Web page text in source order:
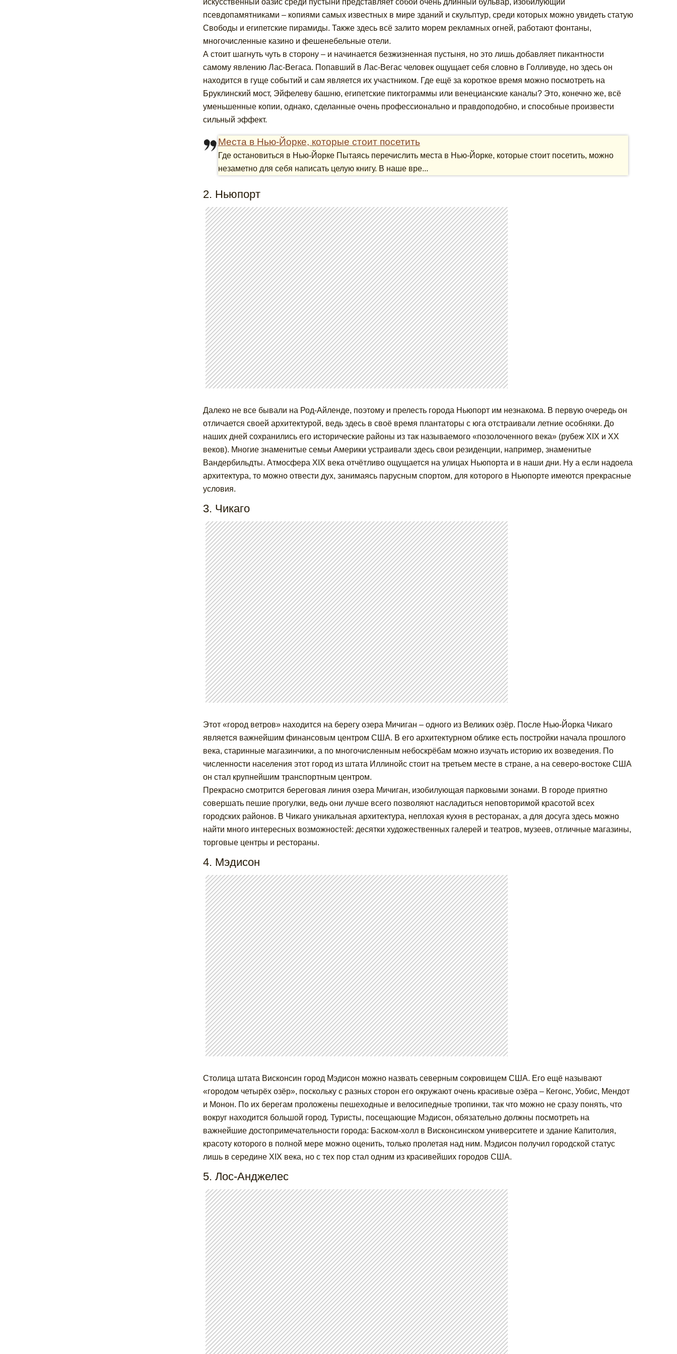
искусственный оазис среди пустыни представляет собой очень длинный бульвар, изобилующий
псевдопамятниками – копиями самых известных в мире зданий и скульптур, среди которых можно увидеть статую
Свободы и египетские пирамиды. Также здесь всё залито морем рекламных огней, работают фонтаны,
многочисленные казино и фешенебельные отели.
А стоит шагнуть чуть в сторону – и начинается безжизненная пустыня, но это лишь добавляет пикантности
самому явлению Лас-Вегаса. Попавший в Лас-Вегас человек ощущает себя словно в Голливуде, но здесь он
находится в гуще событий и сам является их участником. Где ещё за короткое время можно посмотреть на
Бруклинский мост, Эйфелеву башню, египетские пиктограммы или венецианские каналы? Это, конечно же, всё
уменьшенные копии, однако, сделанные очень профессионально и правдоподобно, и способные произвести
сильный эффект.
Места в Нью-Йорке, которые стоит посетить
Где остановиться в Нью-Йорке Пытаясь перечислить места в Нью-Йорке, которые стоит посетить, можно
незаметно для себя написать целую книгу. В наше вре...
2. Ньюпорт
Далеко не все бывали на Род-Айленде, поэтому и прелесть города Ньюпорт им незнакома. В первую очередь он
отличается своей архитектурой, ведь здесь в своё время плантаторы с юга отстраивали летние особняки. До
наших дней сохранились его исторические районы из так называемого «позолоченного века» (рубеж XIX и XX
веков). Многие знаменитые семьи Америки устраивали здесь свои резиденции, например, знаменитые
Вандербильдты. Атмосфера XIX века отчётливо ощущается на улицах Ньюпорта и в наши дни. Ну а если надоела
архитектура, то можно отвести дух, занимаясь парусным спортом, для которого в Ньюпорте имеются прекрасные
условия.
3. Чикаго
Этот «город ветров» находится на берегу озера Мичиган – одного из Великих озёр. После Нью-Йорка Чикаго
является важнейшим финансовым центром США. В его архитектурном облике есть постройки начала прошлого
века, старинные магазинчики, а по многочисленным небоскрёбам можно изучать историю их возведения. По
численности населения этот город из штата Иллинойс стоит на третьем месте в стране, а на северо-востоке США
он стал крупнейшим транспортным центром.
Прекрасно смотрится береговая линия озера Мичиган, изобилующая парковыми зонами. В городе приятно
совершать пешие прогулки, ведь они лучше всего позволяют насладиться неповторимой красотой всех
городских районов. В Чикаго уникальная архитектура, неплохая кухня в ресторанах, а для досуга здесь можно
найти много интересных возможностей: десятки художественных галерей и театров, музеев, отличные магазины,
торговые центры и рестораны.
4. Мэдисон
Столица штата Висконсин город Мэдисон можно назвать северным сокровищем США. Его ещё называют
«городом четырёх озёр», поскольку с разных сторон его окружают очень красивые озёра – Кегонс, Уобис, Мендот
и Монон. По их берегам проложены пешеходные и велосипедные тропинки, так что можно не сразу понять, что
вокруг находится большой город. Туристы, посещающие Мэдисон, обязательно должны посмотреть на
важнейшие достопримечательности города: Баском-холл в Висконсинском университете и здание Капитолия,
красоту которого в полной мере можно оценить, только пролетая над ним. Мэдисон получил городской статус
лишь в середине XIX века, но с тех пор стал одним из красивейших городов США.
5. Лос-Анджелес